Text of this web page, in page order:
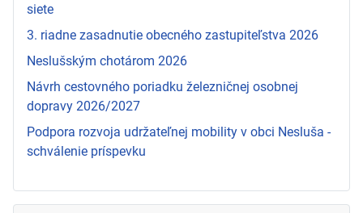
siete
3. riadne zasadnutie obecného zastupiteľstva 2026
Neslušským chotárom 2026
Návrh cestovného poriadku železničnej osobnej
dopravy 2026/2027
Podpora rozvoja udržateľnej mobility v obci Nesluša -
schválenie príspevku